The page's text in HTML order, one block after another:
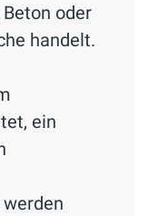
oder
handelt.
ein